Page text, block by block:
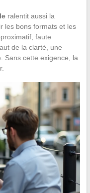
ralentit aussi la
les bons formats et les
faute
de la clarté, une
Sans cette exigence, la